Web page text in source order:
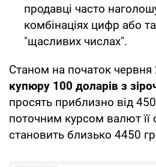
продавці часто
комбінаціях цифр або
"щасливих числах".
Станом на початок червня
купюру 100 доларів з
просять приблизно від
поточним курсом валют її
становить близько 4450